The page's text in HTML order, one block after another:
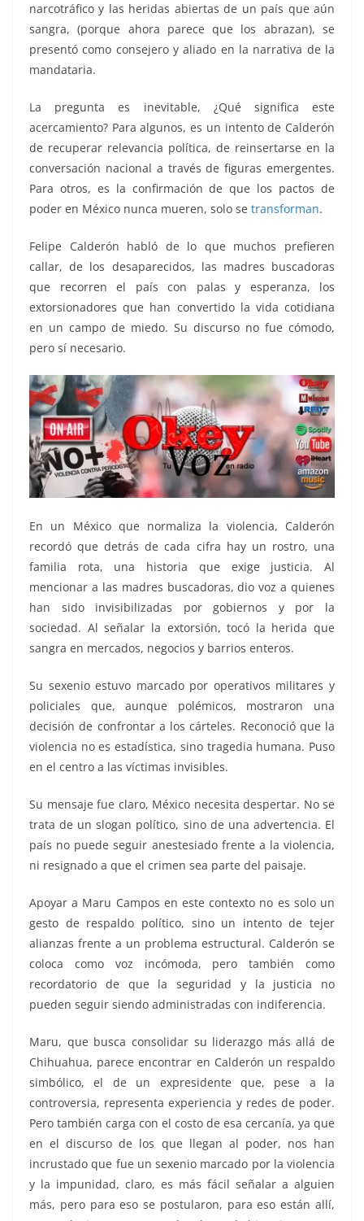
narcotráfico y las heridas abiertas de un país que aún
sangra, (porque ahora parece que los abrazan), se
presentó como consejero y aliado en la narrativa de la
mandataria.
La pregunta es inevitable, ¿Qué significa este
acercamiento? Para algunos, es un intento de Calderón
de recuperar relevancia política, de reinsertarse en la
conversación nacional a través de figuras emergentes.
Para otros, es la confirmación de que los pactos de
poder en México nunca mueren, solo se transforman.
Felipe Calderón habló de lo que muchos prefieren
callar, de los desaparecidos, las madres buscadoras
que recorren el país con palas y esperanza, los
extorsionadores que han convertido la vida cotidiana
en un campo de miedo. Su discurso no fue cómodo,
pero sí necesario.
En un México que normaliza la violencia, Calderón
recordó que detrás de cada cifra hay un rostro, una
familia rota, una historia que exige justicia. Al
mencionar a las madres buscadoras, dio voz a quienes
han sido invisibilizadas por gobiernos y por la
sociedad. Al señalar la extorsión, tocó la herida que
sangra en mercados, negocios y barrios enteros.
Su sexenio estuvo marcado por operativos militares y
policiales que, aunque polémicos, mostraron una
decisión de confrontar a los cárteles. Reconoció que la
violencia no es estadística, sino tragedia humana. Puso
en el centro a las víctimas invisibles.
Su mensaje fue claro, México necesita despertar. No se
trata de un slogan político, sino de una advertencia. El
país no puede seguir anestesiado frente a la violencia,
ni resignado a que el crimen sea parte del paisaje.
Apoyar a Maru Campos en este contexto no es solo un
gesto de respaldo político, sino un intento de tejer
alianzas frente a un problema estructural. Calderón se
coloca como voz incómoda, pero también como
recordatorio de que la seguridad y la justicia no
pueden seguir siendo administradas con indiferencia.
Maru, que busca consolidar su liderazgo más allá de
Chihuahua, parece encontrar en Calderón un respaldo
simbólico, el de un expresidente que, pese a la
controversia, representa experiencia y redes de poder.
Pero también carga con el costo de esa cercanía, ya que
en el discurso de los que llegan al poder, nos han
incrustado que fue un sexenio marcado por la violencia
y la impunidad, claro, es más fácil señalar a alguien
más, pero para eso se postularon, para eso están allí,